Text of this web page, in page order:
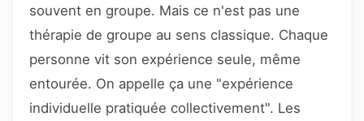
souvent en groupe. Mais ce n'est pas une
thérapie de groupe au sens classique. Chaque
personne vit son expérience seule, même
entourée. On appelle ça une "expérience
individuelle pratiquée collectivement". Les